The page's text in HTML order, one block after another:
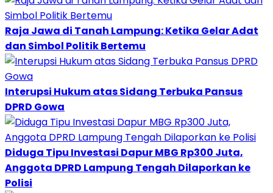
Raja Jawa di Tanah Lampung: Ketika Gelar Adat
dan Simbol Politik Bertemu
Interupsi Hukum atas Sidang Terbuka Pansus
DPRD Gowa
Diduga Tipu Investasi Dapur MBG Rp300 Juta,
Anggota DPRD Lampung Tengah Dilaporkan ke
Polisi